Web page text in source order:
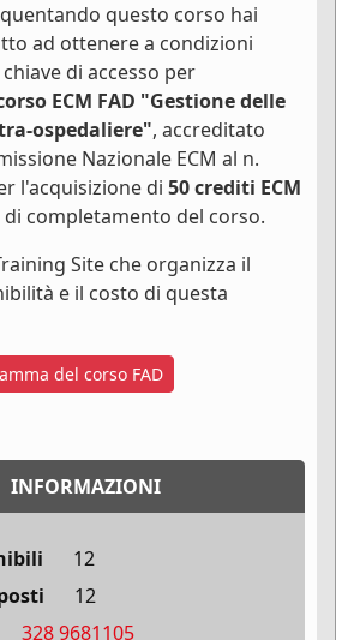
questo corso hai
ad ottenere a condizioni
di accesso per
ECM FAD "Gestione delle
ospedaliere", accreditato
Nazionale ECM al n.
l'acquisizione di 50 crediti ECM
completamento del corso.
Site che organizza il
e il costo di questa
del corso FAD
INFORMAZIONI
12
12
328 9681105